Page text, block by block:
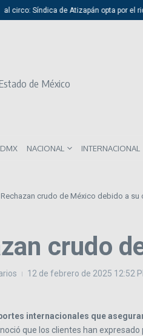
Síndica de Atizapán opta por el
de México
NACIONAL INTERNACIONAL
Rechazan crudo de México debido a su
crudo
12 de febrero de 2025 12:52
internacionales que
que los clientes han